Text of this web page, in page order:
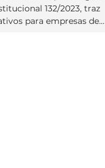
brasileira, promulgada
132/2023, traz